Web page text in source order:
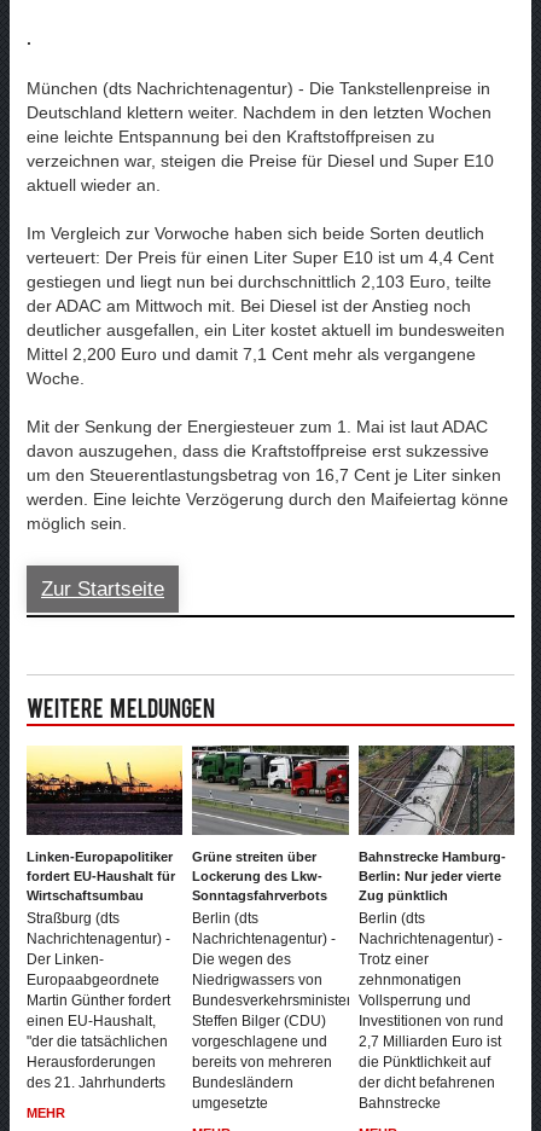
.
München (dts Nachrichtenagentur) - Die Tankstellenpreise in
Deutschland klettern weiter. Nachdem in den letzten Wochen
eine leichte Entspannung bei den Kraftstoffpreisen zu
verzeichnen war, steigen die Preise für Diesel und Super E10
aktuell wieder an.
Im Vergleich zur Vorwoche haben sich beide Sorten deutlich
verteuert: Der Preis für einen Liter Super E10 ist um 4,4 Cent
gestiegen und liegt nun bei durchschnittlich 2,103 Euro, teilte
der ADAC am Mittwoch mit. Bei Diesel ist der Anstieg noch
deutlicher ausgefallen, ein Liter kostet aktuell im bundesweiten
Mittel 2,200 Euro und damit 7,1 Cent mehr als vergangene
Woche.
Mit der Senkung der Energiesteuer zum 1. Mai ist laut ADAC
davon auszugehen, dass die Kraftstoffpreise erst sukzessive
um den Steuerentlastungsbetrag von 16,7 Cent je Liter sinken
werden. Eine leichte Verzögerung durch den Maifeiertag könne
möglich sein.
Zur Startseite
Weitere Meldungen
Linken-Europapolitiker
fordert EU-Haushalt für
Wirtschaftsumbau
Straßburg (dts
Nachrichtenagentur) -
Der Linken-
Europaabgeordnete
Martin Günther fordert
einen EU-Haushalt,
"der die tatsächlichen
Herausforderungen
des 21. Jahrhunderts
MEHR
Grüne streiten über
Lockerung des Lkw-
Sonntagsfahrverbots
Berlin (dts
Nachrichtenagentur) -
Die wegen des
Niedrigwassers von
Bundesverkehrsminister
Steffen Bilger (CDU)
vorgeschlagene und
bereits von mehreren
Bundesländern
umgesetzte
Bahnstrecke Hamburg-
Berlin: Nur jeder vierte
Zug pünktlich
Berlin (dts
Nachrichtenagentur) -
Trotz einer
zehnmonatigen
Vollsperrung und
Investitionen von rund
2,7 Milliarden Euro ist
die Pünktlichkeit auf
der dicht befahrenen
Bahnstrecke